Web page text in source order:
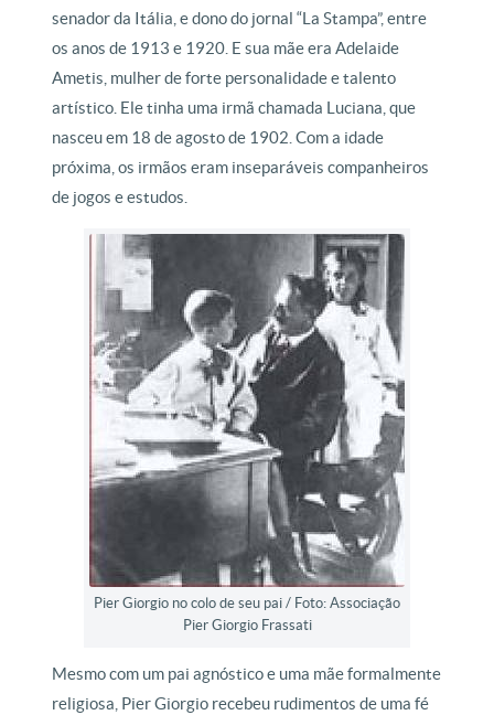
senador da Itália, e dono do jornal “La Stampa”, entre
os anos de 1913 e 1920. E sua mãe era Adelaide
Ametis, mulher de forte personalidade e talento
artístico. Ele tinha uma irmã chamada Luciana, que
nasceu em 18 de agosto de 1902. Com a idade
próxima, os irmãos eram inseparáveis companheiros
de jogos e estudos.
Pier Giorgio no colo de seu pai / Foto: Associação
Pier Giorgio Frassati
Mesmo com um pai agnóstico e uma mãe formalmente
religiosa, Pier Giorgio recebeu rudimentos de uma fé